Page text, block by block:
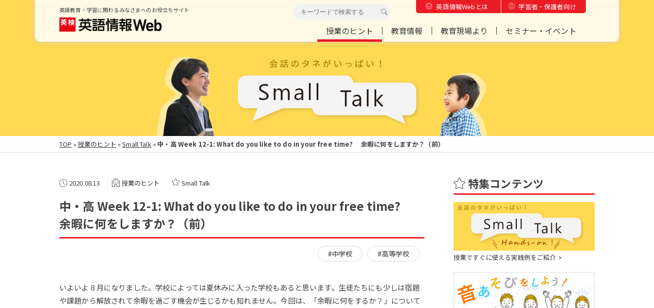
英語教育・学習に関わるみなさまへのお役立ちサイト 英語情報Webとは 学習者・保護者向け
授業のヒント 教育情報 教育現場より セミナー・イベント
TOP »授業のヒント »Small Talk» 中・高 Week 12-1: What do you like to do in your free time? 余暇に何をしますか？（前）
2020.08.13 授業のヒント Small Talk
中・高 Week 12-1: What do you like to do in your free time?
余暇に何をしますか？（前）
#中学校 #高等学校
いよいよ８月になりました。学校によっては夏休みに入った学校もあると思います。生徒たちにも少しは宿題
や課題から解放されて余暇を過ごす機会が生じるかも知れません。今回は、「余暇に何をするか？」について
特集コンテンツ
授業ですぐに使える実践例をご紹介